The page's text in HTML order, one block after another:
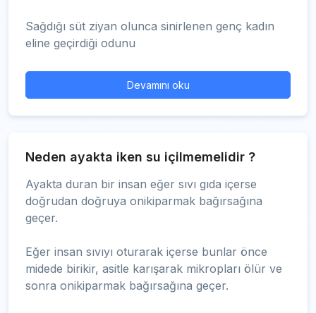
Sağdığı süt ziyan olunca sinirlenen genç kadın
eline geçirdiği odunu
Devamını oku
Neden ayakta iken su içilmemelidir ?
Ayakta duran bir insan eğer sıvı gıda içerse
doğrudan doğruya onikiparmak bağırsağına
geçer.
Eğer insan sıvıyı oturarak içerse bunlar önce
midede birikir, asitle karışarak mikropları ölür ve
sonra onikiparmak bağırsağına geçer.